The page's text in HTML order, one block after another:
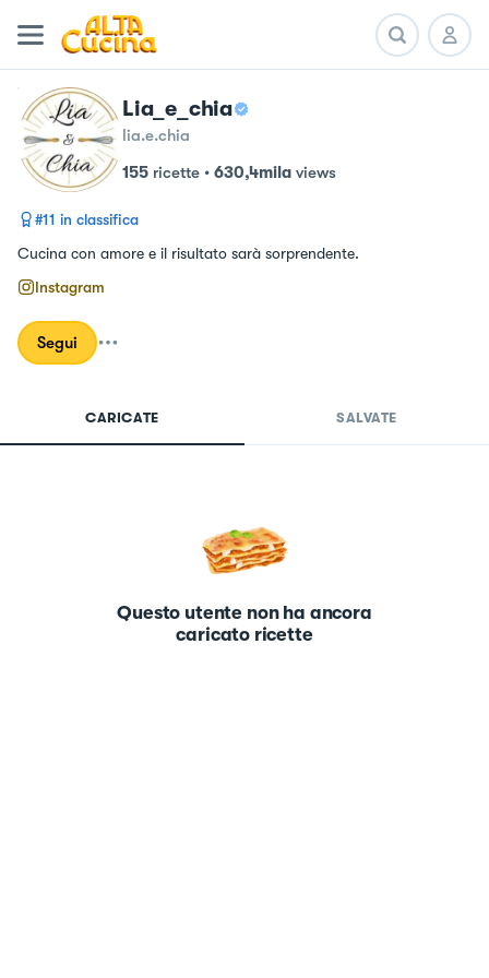
Lia_e_chia
lia.e.chia
155 ricette • 630,4mila views
#11 in classifica
Cucina con amore e il risultato sarà sorprendente.
Instagram
Segui
CARICATE SALVATE
Questo utente non ha ancora
caricato ricette